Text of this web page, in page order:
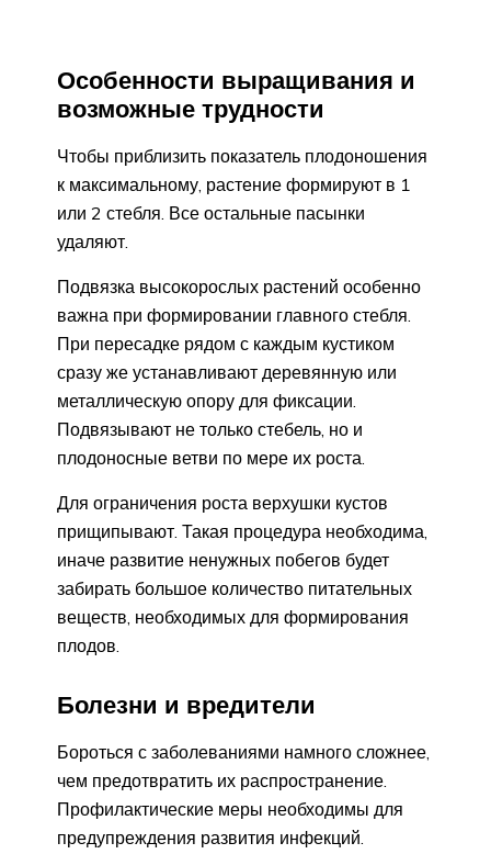
Особенности выращивания и
возможные трудности
Чтобы приблизить показатель плодоношения
к максимальному, растение формируют в 1
или 2 стебля. Все остальные пасынки
удаляют.
Подвязка высокорослых растений особенно
важна при формировании главного стебля.
При пересадке рядом с каждым кустиком
сразу же устанавливают деревянную или
металлическую опору для фиксации.
Подвязывают не только стебель, но и
плодоносные ветви по мере их роста.
Для ограничения роста верхушки кустов
прищипывают. Такая процедура необходима,
иначе развитие ненужных побегов будет
забирать большое количество питательных
веществ, необходимых для формирования
плодов.
Болезни и вредители
Бороться с заболеваниями намного сложнее,
чем предотвратить их распространение.
Профилактические меры необходимы для
предупреждения развития инфекций.